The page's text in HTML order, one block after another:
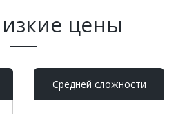
цены
Средней сложности